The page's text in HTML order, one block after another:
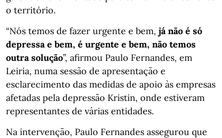
o território.
“Nós temos de fazer urgente e bem, já não é só
depressa e bem, é urgente e bem, não temos
outra solução”, afirmou Paulo Fernandes, em
Leiria, numa sessão de apresentação e
esclarecimento das medidas de apoio às empresas
afetadas pela depressão Kristin, onde estiveram
representantes de várias entidades.
Na intervenção, Paulo Fernandes assegurou que